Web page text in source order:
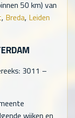
50 km) van
, Breda, Leiden
3011 –
wijken en